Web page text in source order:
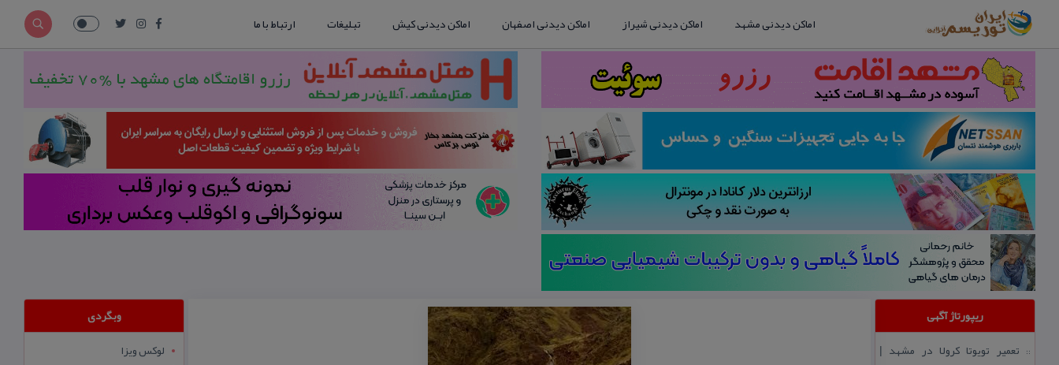
اماکن دیدنی مشهد اماکن دیدنی شیراز اماکن دیدنی اصفهان اماکن دیدنی کیش تبلیغات ارتباط با ما
ریپورتاژ آگهی
:: تعمیر تویوتا كرولا در مشهد |
وبگردی
لوکس ویزا